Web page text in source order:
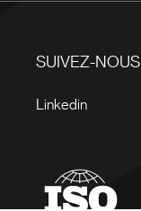
SUIVEZ-NOUS
Linkedin